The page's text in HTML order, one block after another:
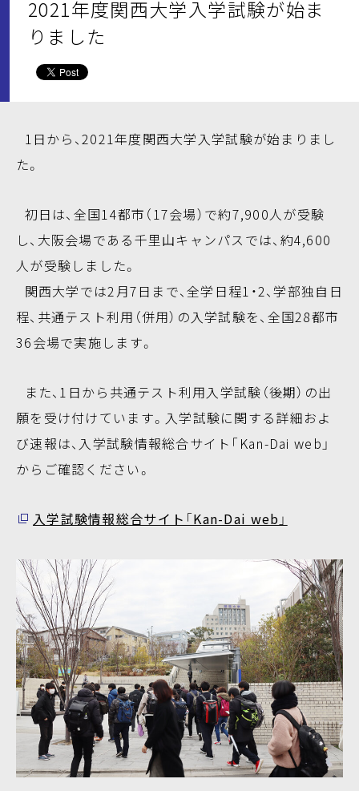
2021年度関西大学入学試験が始ま
りました
1日から、2021年度関西大学入学試験が始まりまし
た。
初日は、全国14都市（17会場）で約7,900人が受験
し、大阪会場である千里山キャンパスでは、約4,600
人が受験しました。
関西大学では2月7日まで、全学日程1・2、学部独自日
程、共通テスト利用（併用）の入学試験を、全国28都市
36会場で実施します。
また、1日から共通テスト利用入学試験（後期）の出
願を受け付けています。入学試験に関する詳細およ
び速報は、入学試験情報総合サイト「Kan-Dai web」
からご確認ください。
入学試験情報総合サイト「Kan-Dai web」